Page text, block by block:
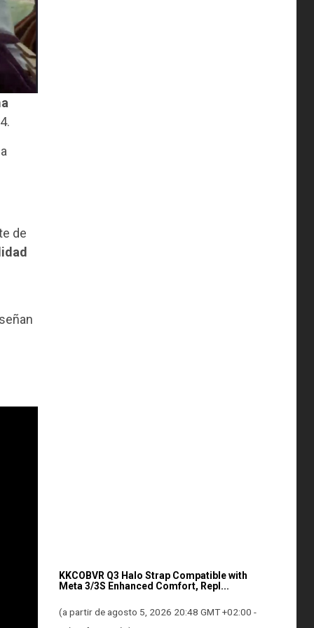
de
KKCOBVR Q3 Halo Strap Compatible with
Meta 3/3S Enhanced Comfort, Repl...
(a partir de agosto 5, 2026 20:48 GMT +02:00 -